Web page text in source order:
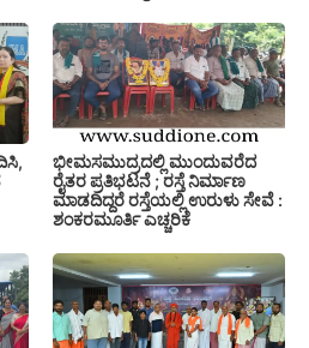
ಭೀಮಸಮುದ್ರದಲ್ಲಿ ಮುಂದುವರೆದ
ರೈತರ ಪ್ರತಿಭಟನೆ ; ರಸ್ತೆ ನಿರ್ಮಾಣ
ಮಾಡದಿದ್ದರೆ ರಸ್ತೆಯಲ್ಲಿ ಉರುಳು ಸೇವೆ :
ಶಂಕರಮೂರ್ತಿ ಎಚ್ಚರಿಕೆ